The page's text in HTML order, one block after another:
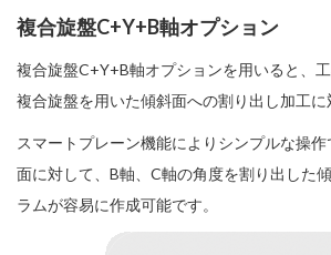
複合旋盤C+Y+B軸オプション
複合旋盤C+Y+B軸オプションを用いると、
複合旋盤を用いた傾斜面への割り出し加工に
スマートプレーン機能によりシンプルな操
面に対して、B軸、C軸の角度を割り出した
ラムが容易に作成可能です。